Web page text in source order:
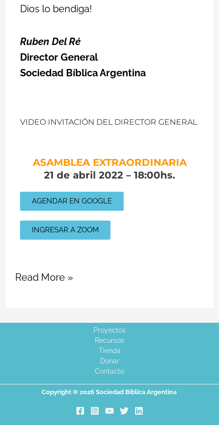
Dios lo bendiga!
Ruben Del Ré
Director General
Sociedad Bíblica Argentina
VIDEO INVITACIÓN DEL DIRECTOR GENERAL
ASAMBLEA EXTRAORDINARIA
21 de abril 2022 – 18:00hs.
AGENDAR EN GOOGLE
INGRESAR A ZOOM
Read More »
Proyectos
Recursos
Tienda
Donar
Contacto
Copyright © 2026 Sociedad Bíblica Argentina